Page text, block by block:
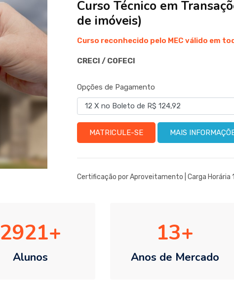
Curso Técnico em
de imóveis)
Curso reconhecido pelo MEC válido em
CRECI / COFECI
Opções de Pagamento
MATRICULE-SE MAIS
Certificação por Aproveitamento | Carga Horária
2921
Alunos
13
Anos de Mercado